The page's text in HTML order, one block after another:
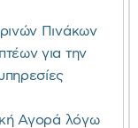
Πινάκων
για την
Αγορά λόγω